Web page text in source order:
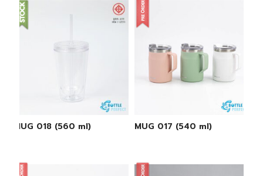
MUG 018 (560 ml) MUG 017 (540 ml)